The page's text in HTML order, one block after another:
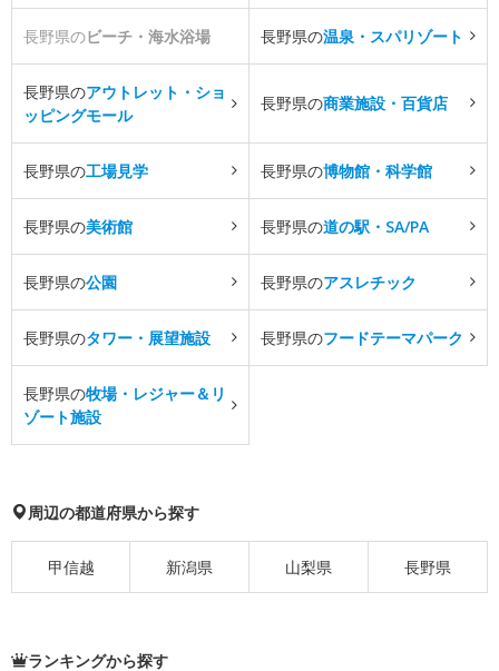
長野県のビーチ・海水浴場 長野県の温泉・スパリゾート
長野県のアウトレット・ショ
ッピングモール
長野県の商業施設・百貨店
長野県の工場見学 長野県の博物館・科学館
長野県の美術館 長野県の道の駅・SA/PA
長野県の公園 長野県のアスレチック
長野県のタワー・展望施設 長野県のフードテーマパーク
長野県の牧場・レジャー＆リ
ゾート施設
周辺の都道府県から探す
甲信越 新潟県 山梨県 長野県
ランキングから探す